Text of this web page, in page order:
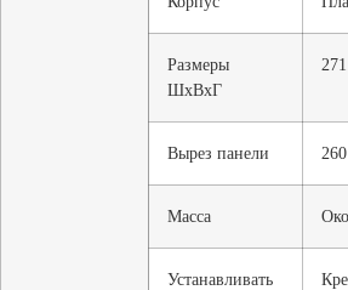
Размеры
ШxВxГ
Вырез панели
Масса
Устанавливать